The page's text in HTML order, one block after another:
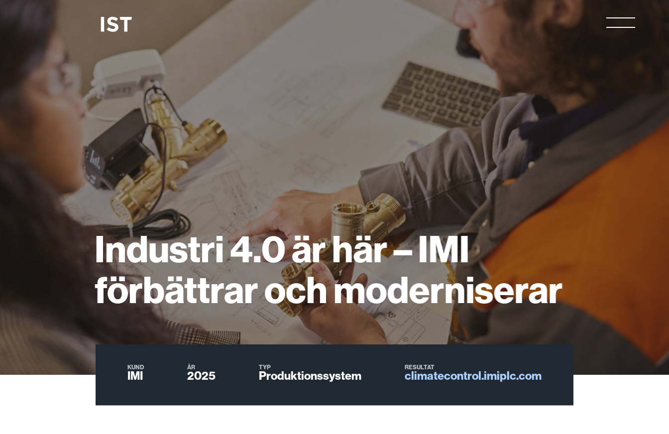
Industri 4.0 är här – IMI
förbättrar och moderniserar
KUND
IMI
ÅR
2025
TYP
Produktionssystem
RESULTAT
climatecontrol.imiplc.com